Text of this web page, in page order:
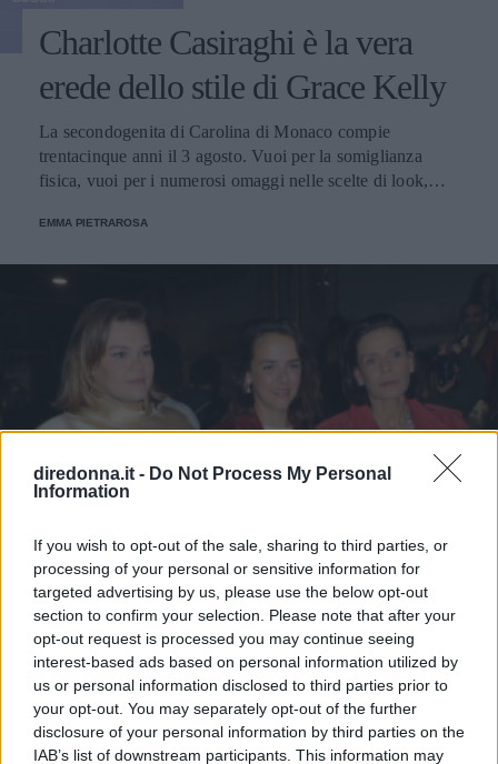
diredonna.it - Do Not Process My Personal
Information
If you wish to opt-out of the sale, sharing to third parties, or
processing of your personal or sensitive information for
targeted advertising by us, please use the below opt-out
section to confirm your selection. Please note that after your
opt-out request is processed you may continue seeing
interest-based ads based on personal information utilized by
us or personal information disclosed to third parties prior to
your opt-out. You may separately opt-out of the further
disclosure of your personal information by third parties on the
IAB’s list of downstream participants. This information may
Charlotte Casiraghi è la vera
erede dello stile di Grace Kelly
La secondogenita di Carolina di Monaco compie
trentacinque anni il 3 agosto. Vuoi per la somiglianza
fisica, vuoi per i numerosi omaggi nelle scelte di look,
EMMA PIETRAROSA